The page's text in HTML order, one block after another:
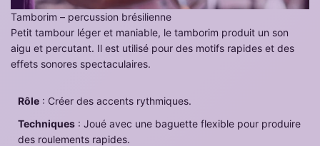
Tamborim – percussion brésilienne
Petit tambour léger et maniable, le tamborim produit un son
aigu et percutant. Il est utilisé pour des motifs rapides et des
effets sonores spectaculaires.
Rôle : Créer des accents rythmiques.
Techniques : Joué avec une baguette flexible pour produire
des roulements rapides.